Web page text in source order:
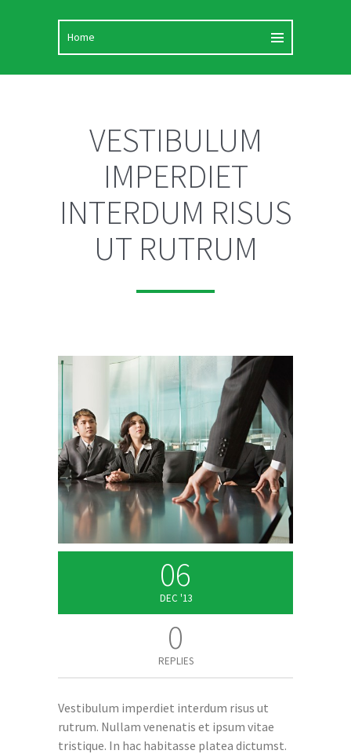
VESTIBULUM
IMPERDIET
INTERDUM RISUS
UT RUTRUM
06
DEC '13
0
REPLIES
Vestibulum imperdiet interdum risus ut
rutrum. Nullam venenatis et ipsum vitae
tristique. In hac habitasse platea dictumst.